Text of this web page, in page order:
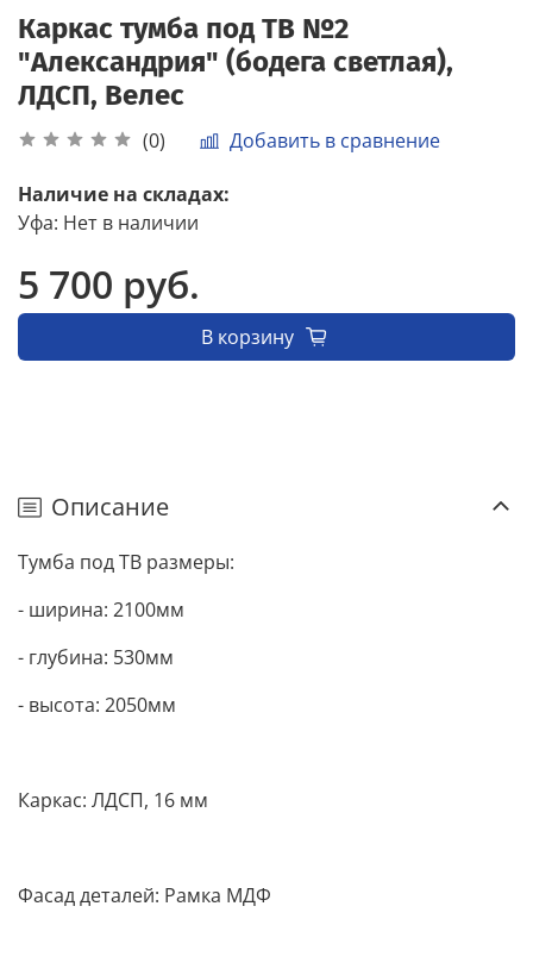
Каркас тумба под ТВ №2
"Александрия" (бодега светлая),
ЛДСП, Велес
(0) Добавить в сравнение
Наличие на складах:
Уфа: Нет в наличии
5 700 руб.
В корзину
Описание
Тумба под ТВ размеры:
- ширина: 2100мм
- глубина: 530мм
- высота: 2050мм
Каркас: ЛДСП, 16 мм
Фасад деталей: Рамка МДФ